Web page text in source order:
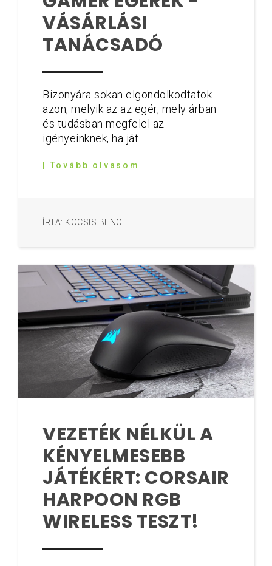
VÁSÁRLÁSI
TANÁCSADÓ
Bizonyára sokan elgondolkodtatok
azon, melyik az az egér, mely árban
és tudásban megfelel az
igényeinknek, ha ját...
| Tovább olvasom
ÍRTA: KOCSIS BENCE
VEZETÉK NÉLKÜL A
KÉNYELMESEBB
JÁTÉKÉRT: CORSAIR
HARPOON RGB
WIRELESS TESZT!